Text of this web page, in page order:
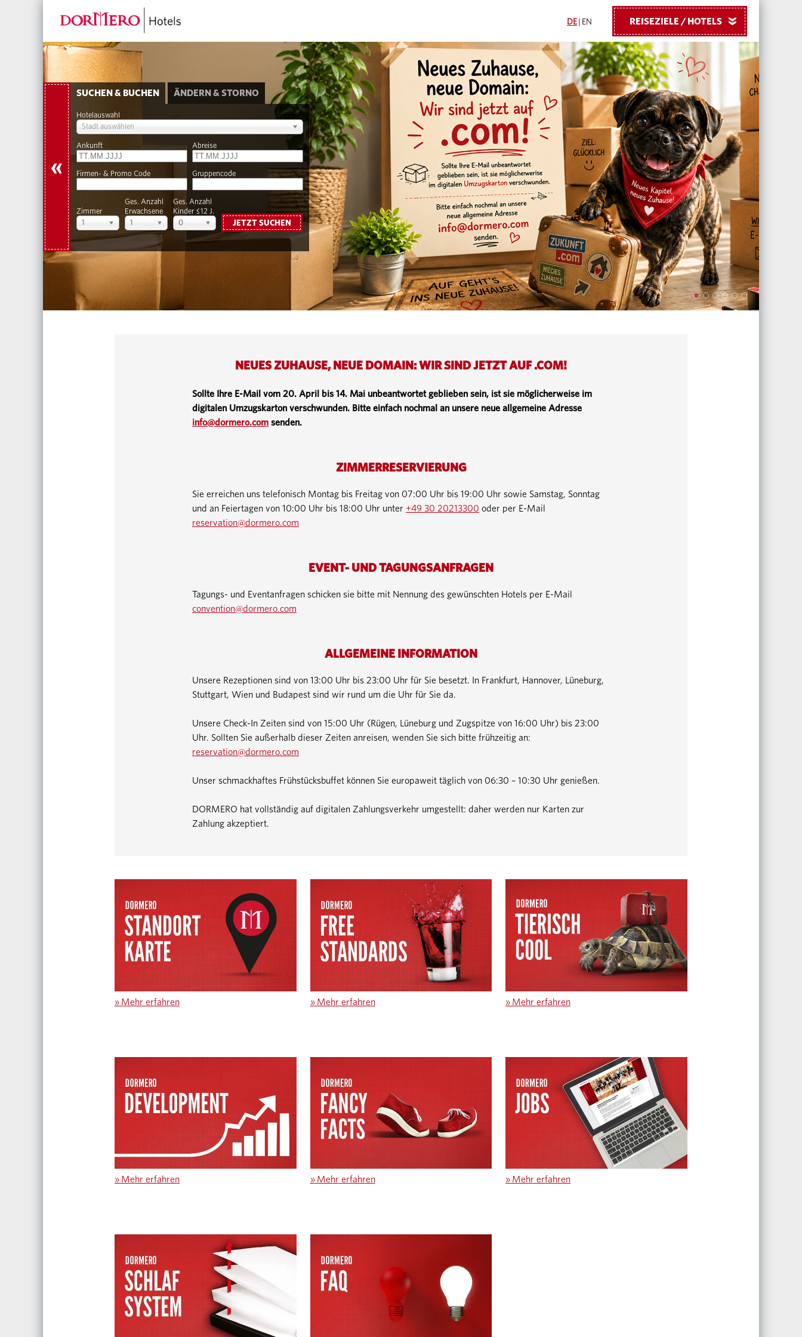
DE EN REISEZIELE / HOTELS »
«
SUCHEN & BUCHEN ÄNDERN & STORNO
Hotelauswahl
Stadt auswählen
Ankunft Abreise
Firmen- & Promo Code Gruppencode
Zimmer
1
Ges. Anzahl
Erwachsene
1
Ges. Anzahl
Kinder ≤12 J.
0
JETZT SUCHEN
NEUES ZUHAUSE, NEUE DOMAIN: WIR SIND JETZT AUF .COM!
Sollte Ihre E-Mail vom 20. April bis 14. Mai unbeantwortet geblieben sein, ist sie möglicherweise im
digitalen Umzugskarton verschwunden. Bitte einfach nochmal an unsere neue allgemeine Adresse
info@dormero.com senden.
ZIMMERRESERVIERUNG
Sie erreichen uns telefonisch Montag bis Freitag von 07:00 Uhr bis 19:00 Uhr sowie Samstag, Sonntag
und an Feiertagen von 10:00 Uhr bis 18:00 Uhr unter +49 30 20213300 oder per E-Mail
reservation@dormero.com
EVENT- UND TAGUNGSANFRAGEN
Tagungs- und Eventanfragen schicken sie bitte mit Nennung des gewünschten Hotels per E-Mail
convention@dormero.com
ALLGEMEINE INFORMATION
Unsere Rezeptionen sind von 13:00 Uhr bis 23:00 Uhr für Sie besetzt. In Frankfurt, Hannover, Lüneburg,
Stuttgart, Wien und Budapest sind wir rund um die Uhr für Sie da.
Unsere Check-In Zeiten sind von 15:00 Uhr (Rügen, Lüneburg und Zugspitze von 16:00 Uhr) bis 23:00
Uhr. Sollten Sie außerhalb dieser Zeiten anreisen, wenden Sie sich bitte frühzeitig an:
reservation@dormero.com
Unser schmackhaftes Frühstücksbuffet können Sie europaweit täglich von 06:30 – 10:30 Uhr genießen.
DORMERO hat vollständig auf digitalen Zahlungsverkehr umgestellt: daher werden nur Karten zur
Zahlung akzeptiert.
» Mehr erfahren »Mehr erfahren » Mehr erfahren
» Mehr erfahren »Mehr erfahren » Mehr erfahren